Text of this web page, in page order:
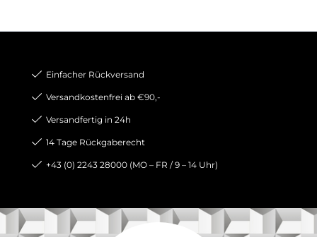
Einfacher Rückversand
Versandkostenfrei ab €90,-
Versandfertig in 24h
14 Tage Rückgaberecht
+43 (0) 2243 28000 (MO – FR / 9 – 14 Uhr)